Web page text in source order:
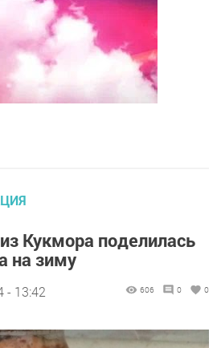
Кукмора поделилась
на зиму
- 13:42 606 0 0